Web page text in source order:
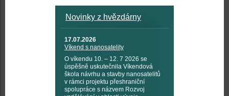
Novinky z hvězdárny
17.07.2026
Víkend s nanosatelity
O víkendu 10. – 12. 7 2026 se
úspěšně uskutečnila Víkendová
škola návrhu a stavby nanosatelitů
v rámci projektu přeshraniční
spolupráce s názvem Rozvoj